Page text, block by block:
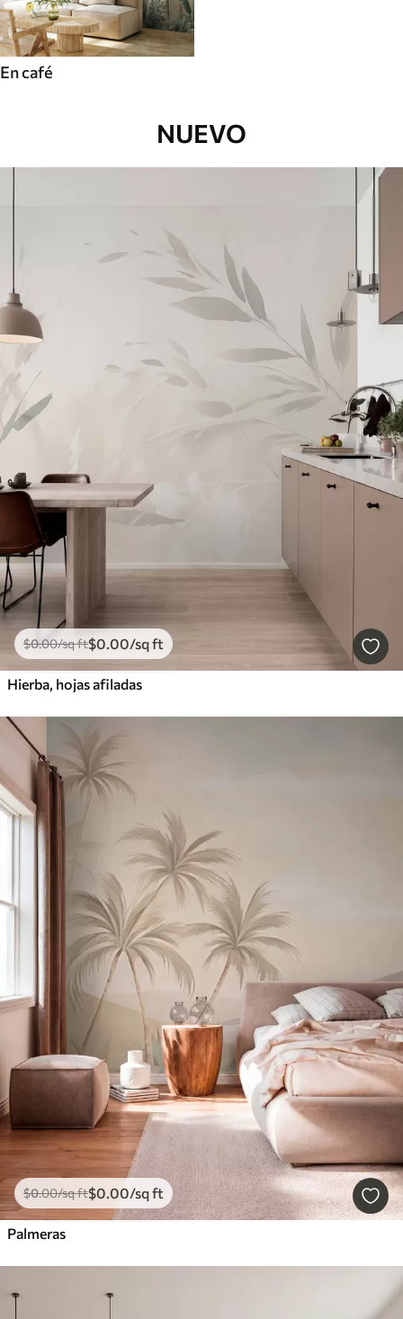
En café
NUEVO
$0.00/sq ft$0 .00/sq ft
Hierba, hojas afiladas
$0.00/sq ft$0 .00/sq ft
Palmeras